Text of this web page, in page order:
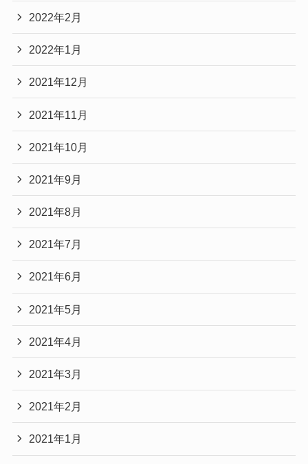
2022年2月
2022年1月
2021年12月
2021年11月
2021年10月
2021年9月
2021年8月
2021年7月
2021年6月
2021年5月
2021年4月
2021年3月
2021年2月
2021年1月